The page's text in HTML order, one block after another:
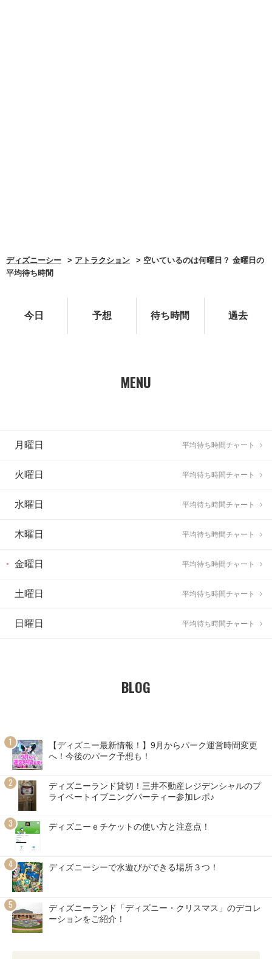
ディズニーシー アトラクション
空いているのは何曜日？ 金曜日の
平均待ち時間
今日 予想 待ち時間 過去
MENU
月曜日 平均待ち時間チャート
火曜日 平均待ち時間チャート
水曜日 平均待ち時間チャート
木曜日 平均待ち時間チャート
金曜日 平均待ち時間チャート
土曜日 平均待ち時間チャート
日曜日 平均待ち時間チャート
BLOG
【ディズニー最新情報！】9月からパーク運営時間変更
へ！今後のパーク予想も！
ディズニーランド貸切！三井不動産レジデンシャルのプ
ライベートイブニングパーティー参加レポ♪
ディズニーｅチケットの使い方と注意点！
ディズニーシーで水遊びができる場所３つ！
ディズニーランド「ディズニー・クリスマス」のデコレ
ーションをご紹介！